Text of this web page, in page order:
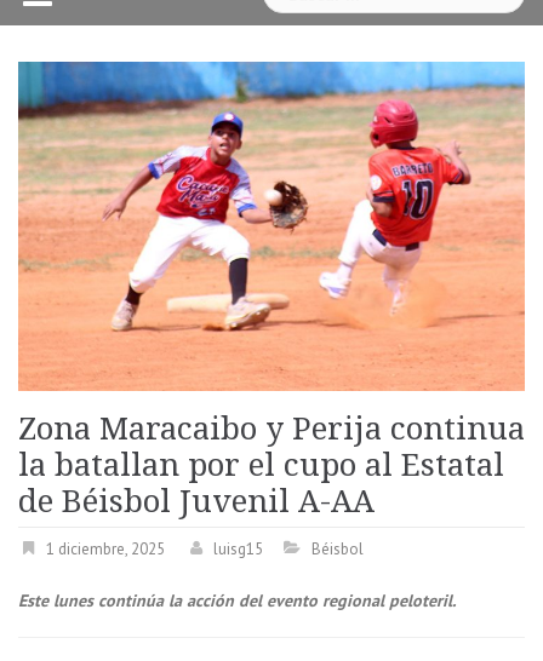
Zona Maracaibo y Perija continua
la batallan por el cupo al Estatal
de Béisbol Juvenil A-AA
1 diciembre, 2025 luisg15 Béisbol
Este lunes continúa la acción del evento regional peloteril.